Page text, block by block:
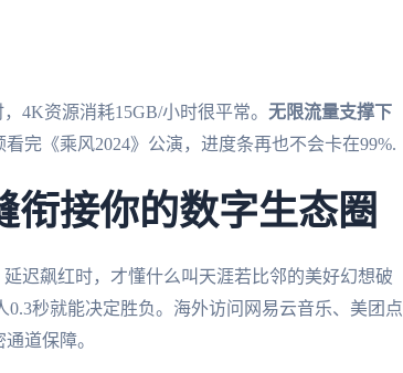
4K资源消耗15GB/小时很平常。 无限流量支撑下
完《乘风2024》公演，进度条再也不会卡在99%.
衔接你的数字生态圈
迟飙红时，才懂什么叫天涯若比邻的美好幻想破
0.3秒就能决定胜负。海外访问网易云音乐、美团点
道保障。